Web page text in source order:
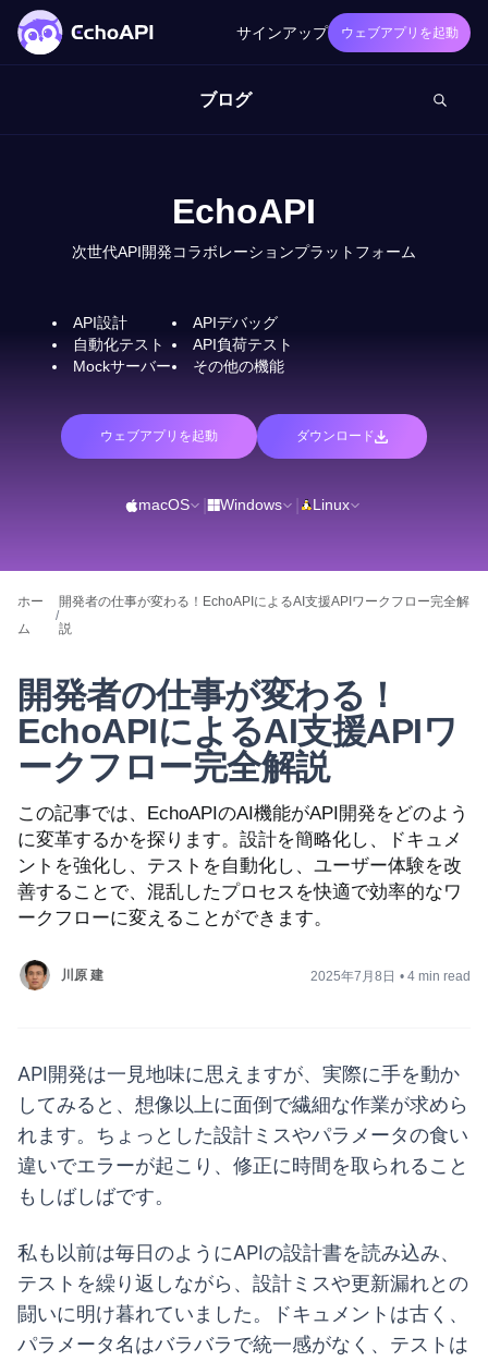
サインアップ ウェブアプリを起動
ブログ
EchoAPI
次世代API開発コラボレーションプラットフォーム
API設計
APIデバッグ
自動化テスト
API負荷テスト
Mockサーバー
その他の機能
ウェブアプリを起動 ダウンロード
macOS Windows Linux
ホー
ム
/
開発者の仕事が変わる！EchoAPIによるAI支援APIワークフロー完全解
説
開発者の仕事が変わる！
EchoAPIによるAI支援APIワ
ークフロー完全解説
この記事では、EchoAPIのAI機能がAPI開発をどのよう
に変革するかを探ります。設計を簡略化し、ドキュメ
ントを強化し、テストを自動化し、ユーザー体験を改
善することで、混乱したプロセスを快適で効率的なワ
ークフローに変えることができます。
川原 建 2025年7月8日 • 4 min read
API開発は一見地味に思えますが、実際に手を動か
してみると、想像以上に面倒で繊細な作業が求めら
れます。ちょっとした設計ミスやパラメータの食い
違いでエラーが起こり、修正に時間を取られること
もしばしばです。
私も以前は毎日のようにAPIの設計書を読み込み、
テストを繰り返しながら、設計ミスや更新漏れとの
闘いに明け暮れていました。ドキュメントは古く、
パラメータ名はバラバラで統一感がなく、テストは